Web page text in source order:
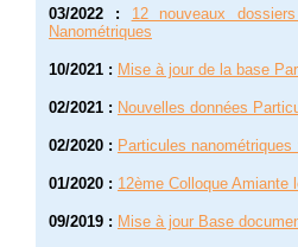
03/2022 :
12 nouveaux
Nanométriques
10/2021 : Mise à jour de la base
02/2021 : Nouvelles données
02/2020 : Particules
01/2020 : 12ème Colloque Amiante
09/2019 : Mise à jour Base